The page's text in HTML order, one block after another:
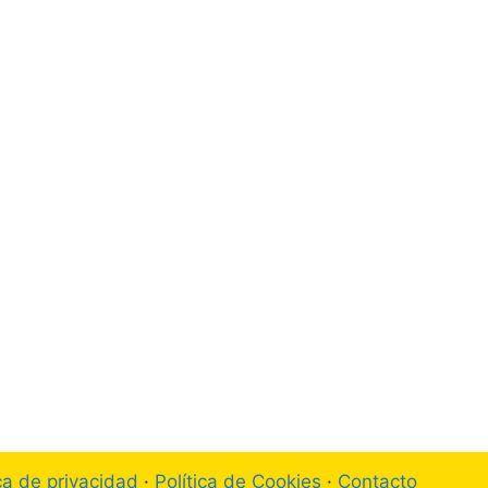
de privacidad · Política de Cookies · Contacto